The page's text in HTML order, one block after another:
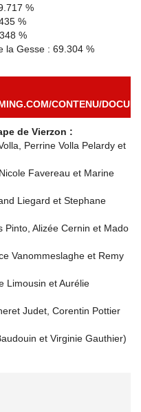
%
%
%
la Gesse : 69.304 %
CONTENU/
de Vierzon :
Perrine Volla Pelardy et
Favereau et Marine
Liegard et Stephane
Alizée Cernin et Mado
Vanommeslaghe et Remy
Limousin et Aurélie
Judet, Corentin Pottier
et Virginie Gauthier)